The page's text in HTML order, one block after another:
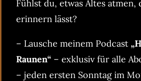
Fühlst du, etwas Altes atmen,
erinnern lässt?
– Lausche meinem Podcast
Raunen“ – exklusiv für alle
– jeden ersten Sonntag im